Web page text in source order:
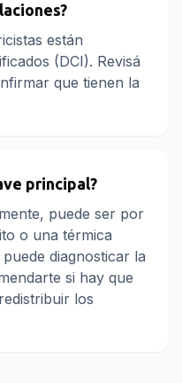
están
(DCI). Revisá
que tienen la
principal?
puede ser por
o una térmica
diagnosticar la
si hay que
los